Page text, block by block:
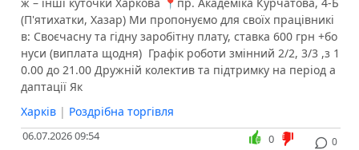
(П'ятихатки, Хазар) Ми пропонуємо для своїх працівникі
в: ️Своєчасну та гідну заробітну плату, ставка 600 грн +бо
нуси (виплата щодня) ️ Графік роботи змінний 2/2, 3/3 ,з 1
0.00 до 21.00 ️Дружній колектив та підтримку на період а
даптації Як
Харків | Роздрібна торгівля
06.07.2026 09:54 0
0